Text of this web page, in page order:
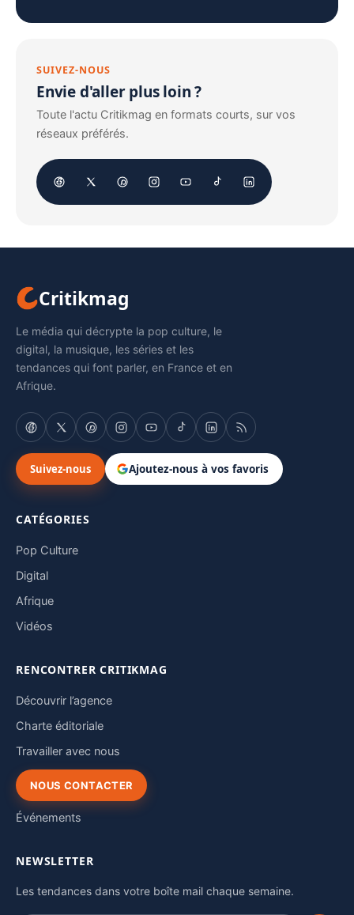
SUIVEZ-NOUS
Envie d'aller plus loin ?
Toute l'actu Critikmag en formats courts, sur vos
réseaux préférés.
Critikmag
Le média qui décrypte la pop culture, le
digital, la musique, les séries et les
tendances qui font parler, en France et en
Afrique.
Suivez-nous Ajoutez-nous à vos favoris
CATÉGORIES
Pop Culture
Digital
Afrique
Vidéos
RENCONTRER CRITIKMAG
Découvrir l’agence
Charte éditoriale
Travailler avec nous
NOUS CONTACTER
Événements
NEWSLETTER
Les tendances dans votre boîte mail chaque semaine.